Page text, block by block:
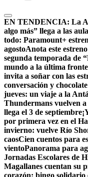
EN TENDENCIA: La
algo más” llega a las
todo: Paramount+
agostoAnota este
segunda temporada de
mundo a la última
invita a soñar con las
conversación y
jueves: un viaje a la
Thundermans vuelven
llega el 3 de septiembre
por primera vez en el
invierno: vuelve Río
caosCien cuentos para
vientoPanorama para
Jornadas Escolares de
Magallanes cuentan su